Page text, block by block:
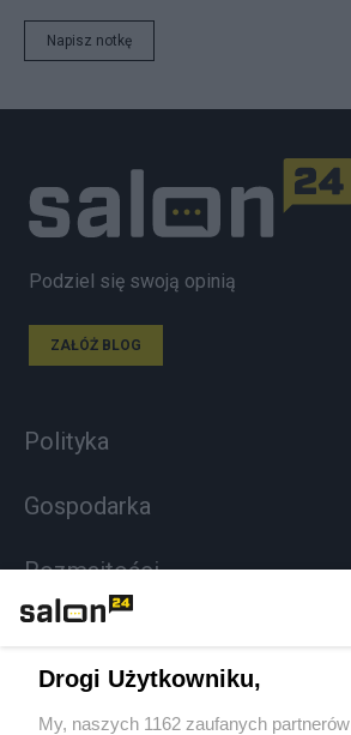
Napisz notkę
Podziel się swoją opinią
ZAŁÓŻ BLOG
Polityka
Gospodarka
Rozmaitości
Sport
Drogi Użytkowniku,
My, naszych 1162 zaufanych